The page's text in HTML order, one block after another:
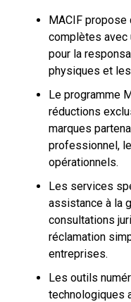
MACIF
complètes avec
pour la
physiques et
Le programme
réductions
marques
professionnel,
opérationnels.
Les services
assistance à la
consultations
réclamation
entreprises.
Les outils
technologiques